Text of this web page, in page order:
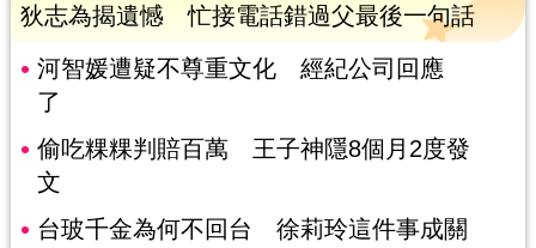
狄志為揭遺憾 忙接電話錯過父最後一句話
河智媛遭疑不尊重文化 經紀公司回應
了
偷吃粿粿判賠百萬 王子神隱8個月2度發
文
台玻千金為何不回台 徐莉玲這件事成關